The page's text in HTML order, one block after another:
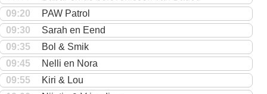
09:20
PAW Patrol
09:30
Sarah en Eend
09:35
Bol & Smik
09:45
Nelli en Nora
09:55
Kiri & Lou